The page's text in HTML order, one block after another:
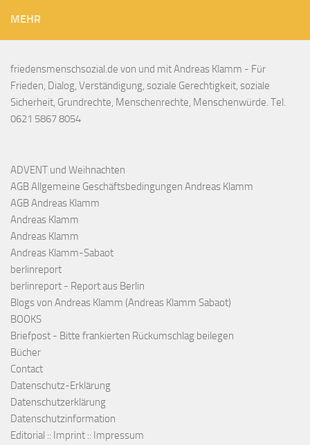
MEHR
friedensmenschsozial.de von und mit Andreas Klamm - Für
Frieden, Dialog, Verständigung, soziale Gerechtigkeit, soziale
Sicherheit, Grundrechte, Menschenrechte, Menschenwürde. Tel.
0621 5867 8054
ADVENT und Weihnachten
AGB Allgemeine Geschäftsbedingungen Andreas Klamm
AGB Andreas Klamm
Andreas Klamm
Andreas Klamm
Andreas Klamm-Sabaot
berlinreport
berlinreport - Report aus Berlin
Blogs von Andreas Klamm (Andreas Klamm Sabaot)
BOOKS
Briefpost - Bitte frankierten Rückumschlag beilegen
Bücher
Contact
Datenschutz-Erklärung
Datenschutzerklärung
Datenschutzinformation
Editorial :: Imprint :: Impressum